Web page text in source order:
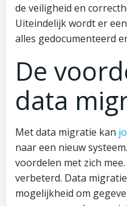
de veiligheid en
Uiteindelijk wordt er
alles gedocumenteerd
De
data
Met data migratie kan
naar een nieuw
voordelen met zich
verbeterd. Data
mogelijkheid om